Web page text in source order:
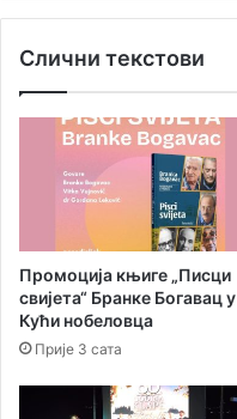
Слични текстови
Промоција књиге „Писци
свијета“ Бранке Богавац у
Кући нобеловца
Прије 3 сата